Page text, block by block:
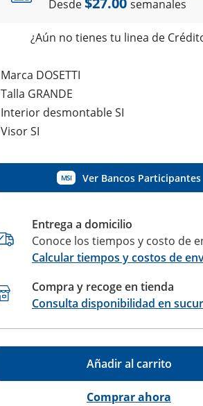
Desde
semanales
¿Aún no tienes tu linea de
Marca DOSETTI
Talla GRANDE
Interior desmontable SI
Visor SI
MSI Ver Bancos Participantes
Entrega a domicilio
Conoce los tiempos y costo de
Calcular tiempos y costos de
Compra y recoge en tienda
Consulta disponibilidad en
Añadir al carrito
Comprar ahora